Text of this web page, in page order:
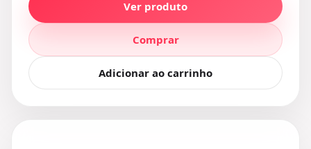
Ver produto
Comprar
Adicionar ao carrinho